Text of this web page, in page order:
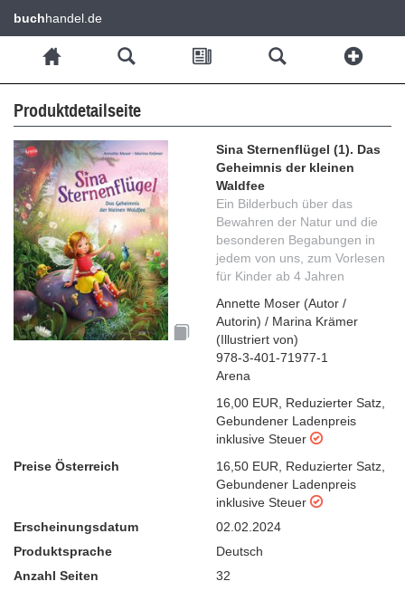
buchhandel.de
Produktdetailseite
Sina Sternenflügel (1). Das
Geheimnis der kleinen
Waldfee
Ein Bilderbuch über das
Bewahren der Natur und die
besonderen Begabungen in
jedem von uns, zum Vorlesen
für Kinder ab 4 Jahren
Annette Moser (Autor /
Autorin) / Marina Krämer
(Illustriert von)
978-3-401-71977-1
Arena
16,00 EUR
Reduzierter Satz
Gebundener Ladenpreis
inklusive Steuer
Preise Österreich
16,50 EUR Reduzierter Satz
Gebundener Ladenpreis
inklusive Steuer
Erscheinungsdatum
02.02.2024
Produktsprache
Deutsch
Anzahl Seiten
32